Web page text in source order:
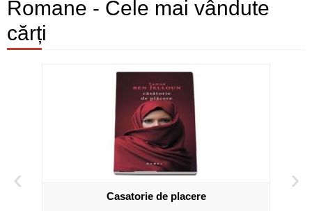
Romane - Cele mai vândute
cărți
‹
Casatorie de placere
›